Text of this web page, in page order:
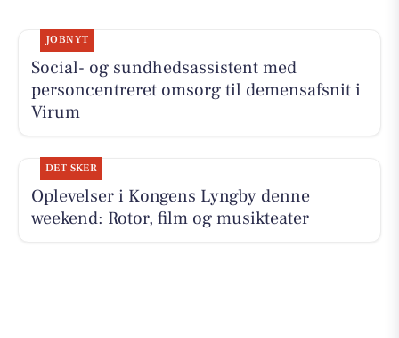
JOBNYT
Social- og sundhedsassistent med
personcentreret omsorg til demensafsnit i
Virum
DET SKER
Oplevelser i Kongens Lyngby denne
weekend: Rotor, film og musikteater